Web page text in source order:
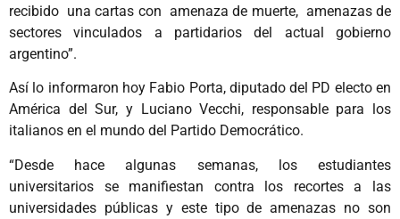
recibido una cartas con amenaza de muerte, amenazas de
sectores vinculados a partidarios del actual gobierno
argentino”.
Así lo informaron hoy Fabio Porta, diputado del PD electo en
América del Sur, y Luciano Vecchi, responsable para los
italianos en el mundo del Partido Democrático.
“Desde hace algunas semanas, los estudiantes
universitarios se manifiestan contra los recortes a las
universidades públicas y este tipo de amenazas no son